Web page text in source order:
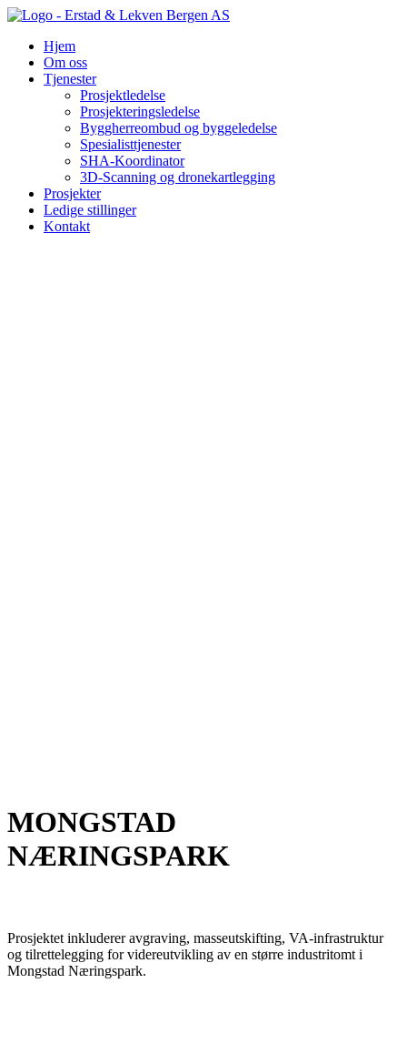
Hopp
innholdHjem
Om oss
Tjenester
Prosjektledelse
Prosjekteringsledelse
Byggherreombud og byggeledelse
Spesialisttjenester
SHA-Koordinator
3D-Scanning og dronekartlegging
Prosjekter
Ledige stillinger
Kontakt
MONGSTAD
NÆRINGSPARK
Prosjektet inkluderer avgraving, masseutskifting, VA-infrastruktur
og tilrettelegging for videreutvikling av en større industritomt i
Mongstad Næringspark.